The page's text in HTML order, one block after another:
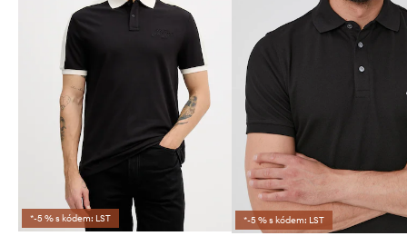
*-5 % s kódem: LST *-5 % s kódem: LST